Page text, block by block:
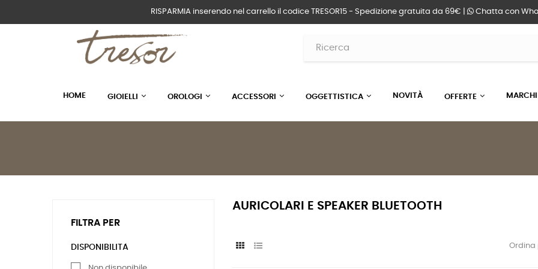
RISPARMIA inserendo nel carrello il codice TRESOR15 - Spedizione gratuita da 69€ | Chatta con
HOME GIOIELLI OROLOGI ACCESSORI OGGETTISTICA NOVITÀ OFFERTE MARCHI
FILTRA PER
DISPONIBILITÀ
AURICOLARI E SPEAKER BLUETOOTH
Ordina